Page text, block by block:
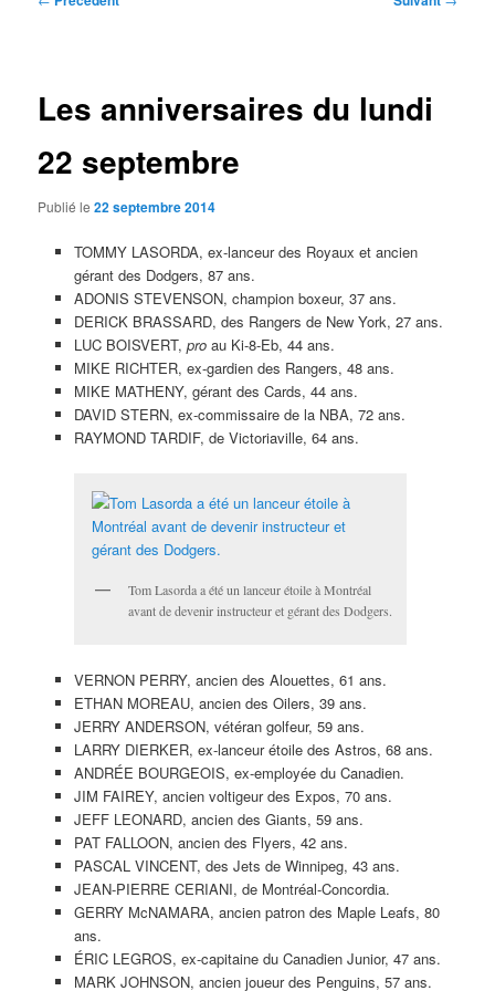
Les anniversaires du lundi
22 septembre
Publié le22 septembre 2014
TOMMY LASORDA, ex-lanceur des Royaux et ancien
gérant des Dodgers, 87 ans.
ADONIS STEVENSON, champion boxeur, 37 ans.
DERICK BRASSARD, des Rangers de New York, 27 ans.
LUC BOISVERT, proau Ki-8-Eb, 44 ans.
MIKE RICHTER, ex-gardien des Rangers, 48 ans.
MIKE MATHENY, gérant des Cards, 44 ans.
DAVID STERN, ex-commissaire de la NBA, 72 ans.
RAYMOND TARDIF, de Victoriaville, 64 ans.
Tom Lasorda a été un lanceur étoile à Montréal
avant de devenir instructeur et gérant des Dodgers.
VERNON PERRY, ancien des Alouettes, 61 ans.
ETHAN MOREAU, ancien des Oilers, 39 ans.
JERRY ANDERSON, vétéran golfeur, 59 ans.
LARRY DIERKER, ex-lanceur étoile des Astros, 68 ans.
ANDRÉE BOURGEOIS, ex-employée du Canadien.
JIM FAIREY, ancien voltigeur des Expos, 70 ans.
JEFF LEONARD, ancien des Giants, 59 ans.
PAT FALLOON, ancien des Flyers, 42 ans.
PASCAL VINCENT, des Jets de Winnipeg, 43 ans.
JEAN-PIERRE CERIANI, de Montréal-Concordia.
GERRY McNAMARA, ancien patron des Maple Leafs, 80
ans.
ÉRIC LEGROS, ex-capitaine du Canadien Junior, 47 ans.
MARK JOHNSON, ancien joueur des Penguins, 57 ans.